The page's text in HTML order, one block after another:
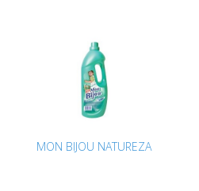
MON BIJOU NATUREZA